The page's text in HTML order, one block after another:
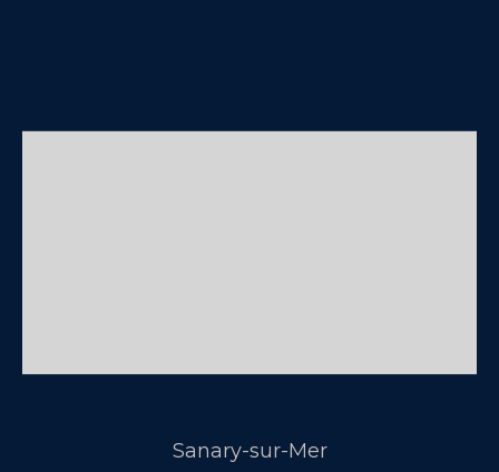
Sanary-sur-Mer